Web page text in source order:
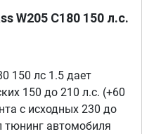
W205 C180 150 л.с.
150 лс 1.5 дает
150 до 210 л.с. (+60
с исходных 230 до
автомобиля